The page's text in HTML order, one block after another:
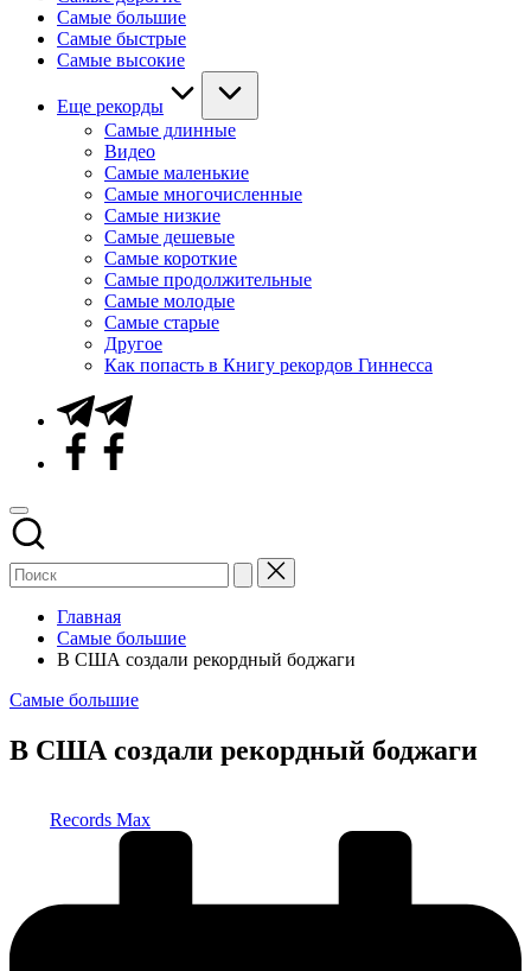
Самые большие
Самые быстрые
Самые высокие
Еще рекорды
Самые длинные
Видео
Самые маленькие
Самые многочисленные
Самые низкие
Самые дешевые
Самые короткие
Самые продолжительные
Самые молодые
Самые старые
Другое
Как попасть в Книгу рекордов Гиннесса
Telegram
Facebook
Главная
Самые большие
В США создали рекордный боджаги
Опубликовано
Самые большие
В США создали рекордный боджаги
Records Max